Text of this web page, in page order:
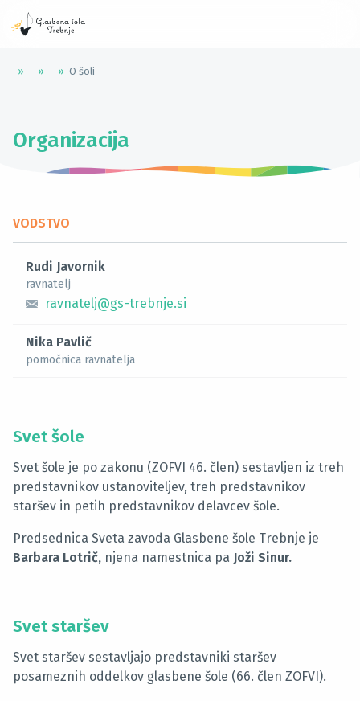
» » » O šoli
Organizacija
VODSTVO
Rudi Javornik
ravnatelj
ravnatelj@gs-trebnje.si
Nika Pavlič
pomočnica ravnatelja
Svet šole
Svet šole je po zakonu (ZOFVI 46. člen) sestavljen iz treh
predstavnikov ustanoviteljev, treh predstavnikov
staršev in petih predstavnikov delavcev šole.
Predsednica Sveta zavoda Glasbene šole Trebnje je
Barbara Lotrič, njena namestnica pa Joži Sinur.
Svet staršev
Svet staršev sestavljajo predstavniki staršev
posameznih oddelkov glasbene šole (66. člen ZOFVI).